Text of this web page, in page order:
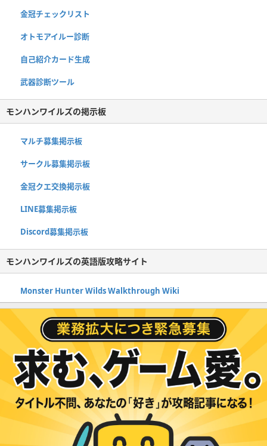
金冠チェックリスト
オトモアイルー診断
自己紹介カード生成
武器診断ツール
モンハンワイルズの掲示板
マルチ募集掲示板
サークル募集掲示板
金冠クエ交換掲示板
LINE募集掲示板
Discord募集掲示板
モンハンワイルズの英語版攻略サイト
Monster Hunter Wilds Walkthrough Wiki